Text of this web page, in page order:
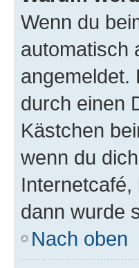
Wenn du
automatisch
angemeldet.
durch einen
Kästchen
wenn du
dann wurde
Nach oben